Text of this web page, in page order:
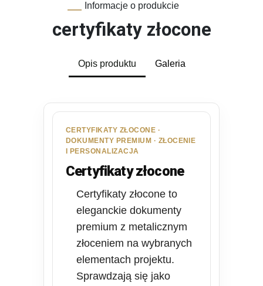
Informacje o produkcie
certyfikaty złocone
Opis produktu Galeria
CERTYFIKATY ZŁOCONE ·
DOKUMENTY PREMIUM · ZŁOCENIE
I PERSONALIZACJA
Certyfikaty złocone
Certyfikaty złocone to
eleganckie dokumenty
premium z metalicznym
złoceniem na wybranych
elementach projektu.
Sprawdzają się jako